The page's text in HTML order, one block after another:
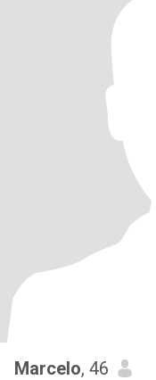
Marcelo, 46